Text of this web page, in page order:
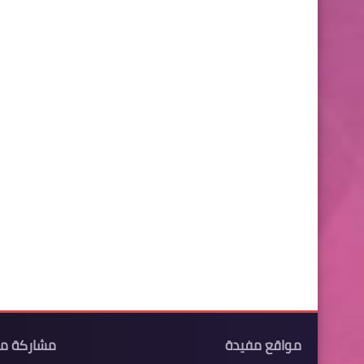
مواقع مفيدة مشاركة